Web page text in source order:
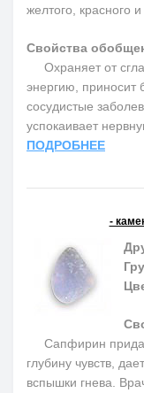
желтого, красного
Свойства
Охраняет от
энергию, приносит
сосудистые
успокаивает
ПОДРОБНЕЕ
-
Сапфирин
глубину чувств,
вспышки гнева.